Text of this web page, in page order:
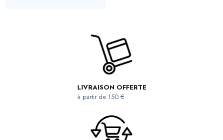
LIVRAISON OFFERTE
à partir de 150 €